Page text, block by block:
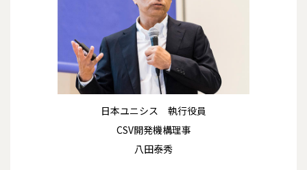
日本ユニシス 執行役員
CSV開発機構理事
八田泰秀